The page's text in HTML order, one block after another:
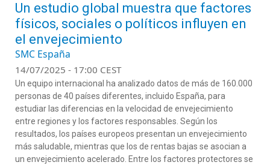
Un estudio global muestra que factores
físicos, sociales o políticos influyen en
el envejecimiento
SMC España
14/07/2025 - 17:00 CEST
Un equipo internacional ha analizado datos de más de 160.000
personas de 40 países diferentes, incluido España, para
estudiar las diferencias en la velocidad de envejecimiento
entre regiones y los factores responsables. Según los
resultados, los países europeos presentan un envejecimiento
más saludable, mientras que los de rentas bajas se asocian a
un envejecimiento acelerado. Entre los factores protectores se